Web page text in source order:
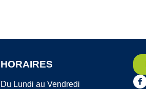
HORAIRES
Du Lundi au Vendredi